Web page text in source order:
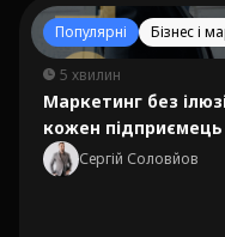
Популярні Бізнес і
5 хвилин
Маркетинг без
кожен підприємець
Сергій Соловйов